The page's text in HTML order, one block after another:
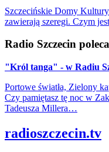
Szczecińskie Domy
zawierają szeregi. Czym
Radio Szczecin
"Król tanga" - w Radiu
Portowe światła, Zielony
Czy pamiętasz tę noc w
Tadeusza Millera…
radioszczecin.tv